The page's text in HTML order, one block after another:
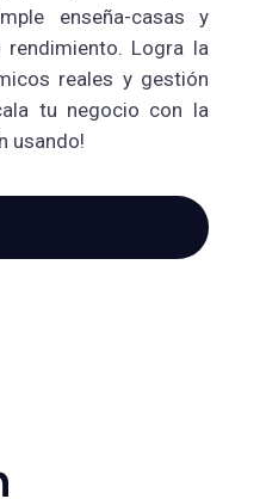
enseña-casas y
Logra la
reales y gestión
tu negocio con la
usando!